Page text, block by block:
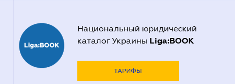
Национальный юридический
каталог Украины Liga:BOOK
ТАРИФЫ